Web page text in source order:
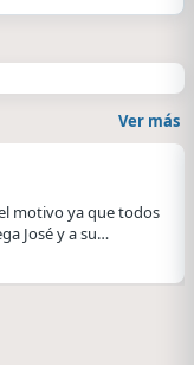
Ver más
motivo ya que todos
José y a su…